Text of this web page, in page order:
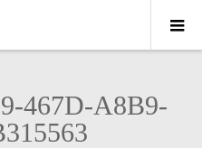
467D-A8B9-